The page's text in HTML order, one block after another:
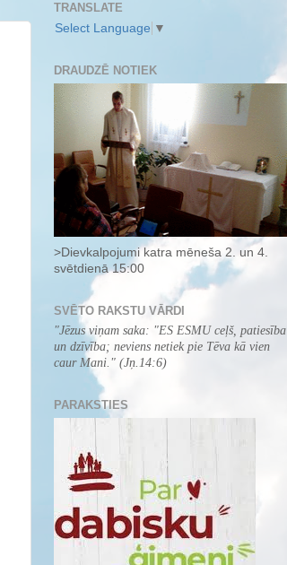
TRANSLATE
Select Language ▼
DRAUDZĒ NOTIEK
>Dievkalpojumi katra mēneša 2. un 4.
svētdienā 15:00
SVĒTO RAKSTU VĀRDI
"Jēzus viņam saka: "ES ESMU ceļš, patiesība
un dzīvība; neviens netiek pie Tēva kā vien
caur Mani. " (Jņ.14:6)
PARAKSTIES